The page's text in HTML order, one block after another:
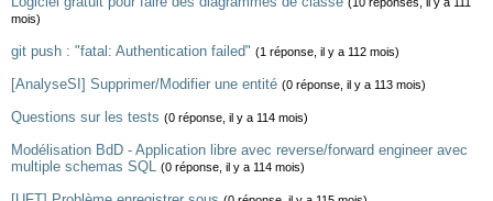
mois)
git push : "fatal: Authentication failed" (1 réponse, il y a 112 mois)
[AnalyseSI] Supprimer/Modifier une entité (0 réponse, il y a 113 mois)
Questions sur les tests (0 réponse, il y a 114 mois)
Modélisation BdD - Application libre avec reverse/forward engineer avec
multiple schemas SQL (0 réponse, il y a 114 mois)